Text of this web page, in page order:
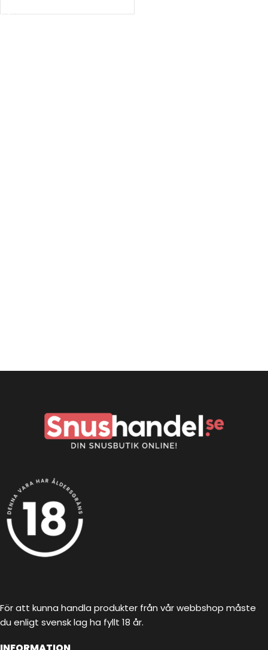
För att kunna handla produkter från vår webbshop måste
du enligt svensk lag ha fyllt 18 år.